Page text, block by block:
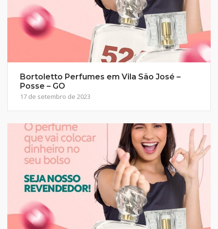
Bortoletto Perfumes em Vila São José –
Posse – GO
17 de setembro de 2023